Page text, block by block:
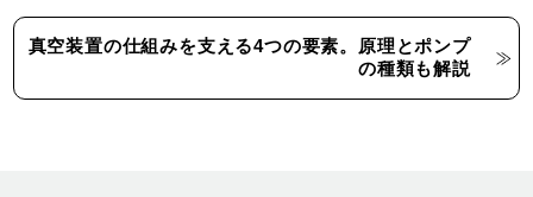
真空装置の仕組みを支える4つの要素。原理とポンプ
の種類も解説